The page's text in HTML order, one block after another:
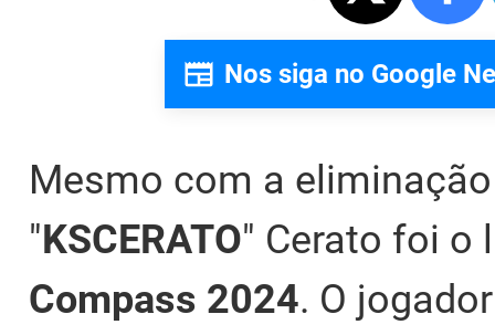
Nos siga no Google
Mesmo com a
"KSCERATO" Cerato foi
Compass 2024. O